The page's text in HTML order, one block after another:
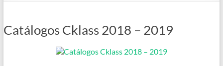
Estrellas
Catálogos Cklass 2018 – 2019